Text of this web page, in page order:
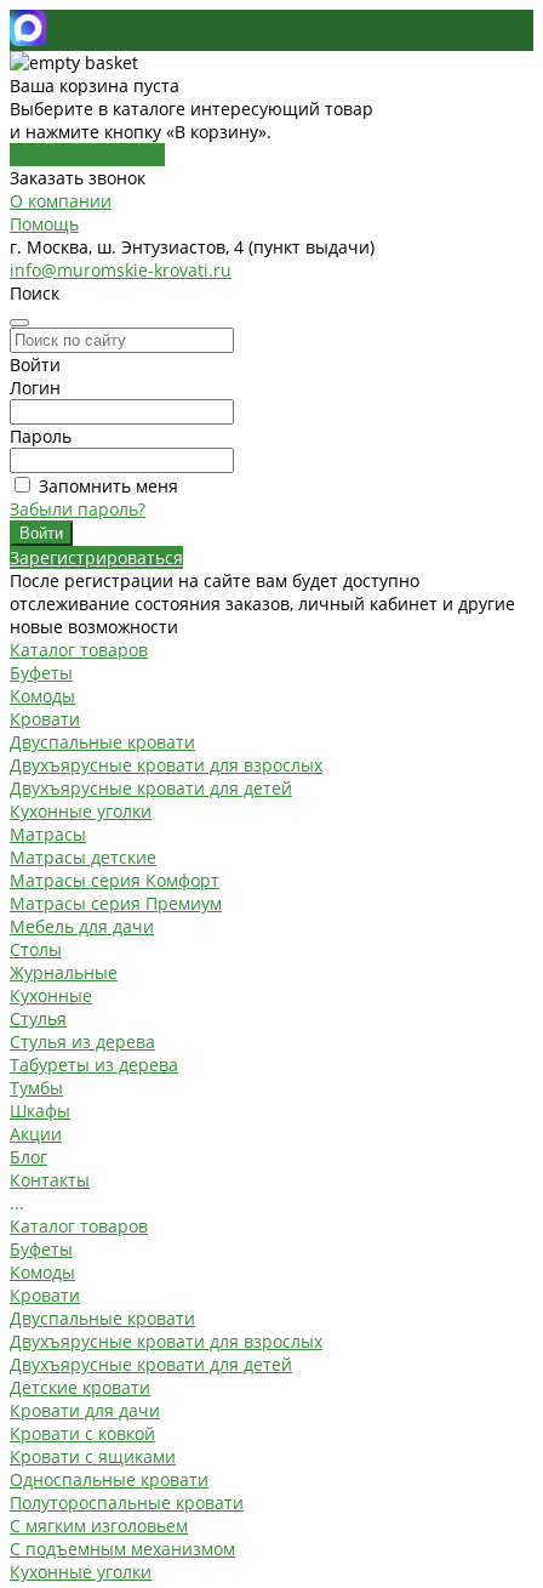
Ваша корзина пуста
Выберите в каталоге интересующий товар
и нажмите кнопку «В корзину».
Заказать звонок
О компании
Помощь
г. Москва, ш. Энтузиастов, 4 (пункт выдачи)
info@muromskie-krovati.ru
Поиск
Войти
Логин
Пароль
Запомнить меня
Забыли пароль?
Зарегистрироваться
После регистрации на сайте вам будет доступно
отслеживание состояния заказов, личный кабинет и другие
новые возможности
Каталог товаров
Буфеты
Комоды
Кровати
Двуспальные кровати
Двухъярусные кровати для взрослых
Двухъярусные кровати для детей
Кухонные уголки
Матрасы
Матрасы детские
Матрасы серия Комфорт
Матрасы серия Премиум
Мебель для дачи
Столы
Журнальные
Кухонные
Стулья
Стулья из дерева
Табуреты из дерева
Тумбы
Шкафы
Акции
Блог
Контакты
...
Каталог товаров
Буфеты
Комоды
Кровати
Двуспальные кровати
Двухъярусные кровати для взрослых
Двухъярусные кровати для детей
Детские кровати
Кровати для дачи
Кровати с ковкой
Кровати с ящиками
Односпальные кровати
Полутороспальные кровати
С мягким изголовьем
С подъемным механизмом
Кухонные уголки